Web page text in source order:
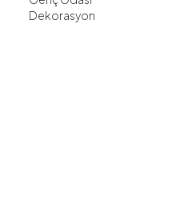
Dekorasyon